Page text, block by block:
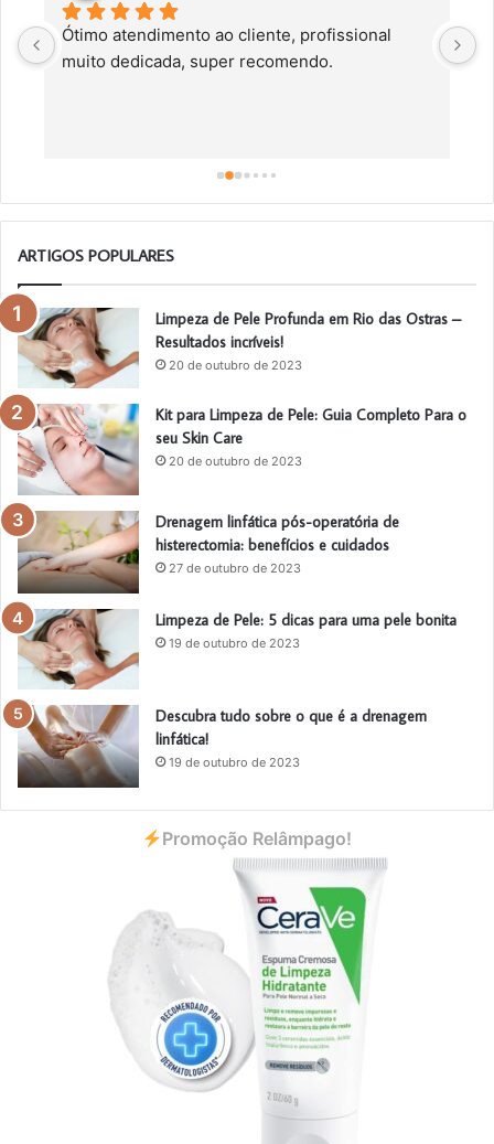
Ótimo atendimento ao cliente, profissional
muito dedicada, super recomendo.
ARTIGOS POPULARES
Limpeza de Pele Profunda em Rio das Ostras –
Resultados incríveis!
20 de outubro de 2023
Kit para Limpeza de Pele: Guia Completo Para o
seu Skin Care
20 de outubro de 2023
Drenagem linfática pós-operatória de
histerectomia: benefícios e cuidados
27 de outubro de 2023
Limpeza de Pele: 5 dicas para uma pele bonita
19 de outubro de 2023
Descubra tudo sobre o que é a drenagem
linfática!
19 de outubro de 2023
Promoção Relâmpago!